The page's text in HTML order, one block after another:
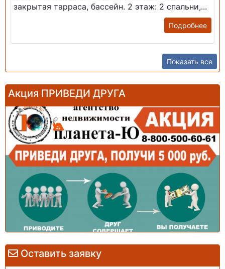
Оставить заявку
закрытая тарраса, бассейн. 2 этаж: 2 спальни,...
Подробнее
Показать все
Акция ПРИВЕДИ ДРУГА